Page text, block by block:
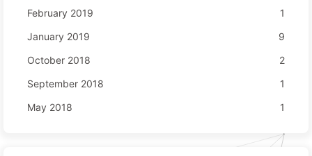
February 2019
1
January 2019
9
October 2018
2
September 2018
1
May 2018
1